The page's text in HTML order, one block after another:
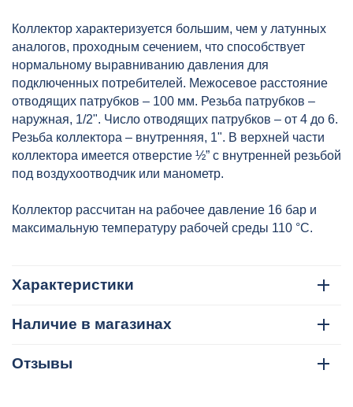
Коллектор характеризуется большим, чем у латунных
аналогов, проходным сечением, что способствует
нормальному выравниванию давления для
подключенных потребителей. Межосевое расстояние
отводящих патрубков – 100 мм. Резьба патрубков –
наружная, 1/2". Число отводящих патрубков – от 4 до 6.
Резьба коллектора – внутренняя, 1". В верхней части
коллектора имеется отверстие ½” с внутренней резьбой
под воздухоотводчик или манометр.
Коллектор рассчитан на рабочее давление 16 бар и
максимальную температуру рабочей среды 110 °С.
Характеристики
Наличие в магазинах
Отзывы